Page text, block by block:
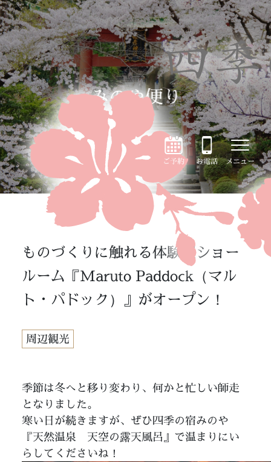
ご予約 お電話 メニュー
みのや便り
ものづくりに触れる体験型ショー
ルーム『Maruto Paddock（マル
ト・パドック）』がオープン！
周辺観光
季節は冬へと移り変わり、何かと忙しい師走
となりました。
寒い日が続きますが、ぜひ四季の宿みのや
『天然温泉 天空の露天風呂』で温まりにい
らしてくださいね！